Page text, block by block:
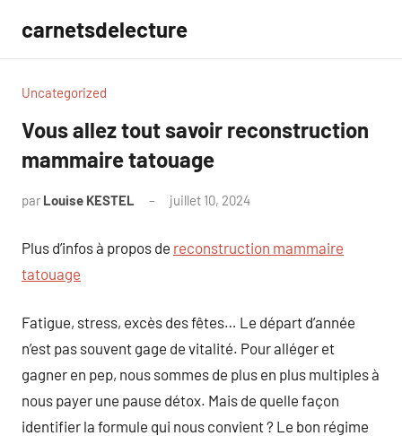
contenu
carnetsdelecture
Uncategorized
Vous allez tout savoir reconstruction
mammaire tatouage
par Louise KESTEL juillet 10, 2024
Plus d’infos à propos de reconstruction mammaire
tatouage
Fatigue, stress, excès des fêtes… Le départ d’année
n’est pas souvent gage de vitalité. Pour alléger et
gagner en pep, nous sommes de plus en plus multiples à
nous payer une pause détox. Mais de quelle façon
identifier la formule qui nous convient ? Le bon régime